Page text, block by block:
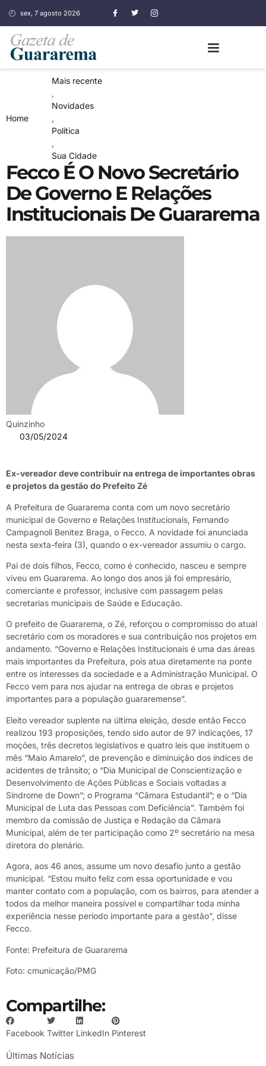
sex, 7 agosto 2026
Home
Mais recente
,
Novidades
,
Política
,
Sua Cidade
Fecco É O Novo Secretário
De Governo E Relações
Institucionais De Guararema
Quinzinho
03/05/2024
Ex-vereador deve contribuir na entrega de importantes obras
e projetos da gestão do Prefeito Zé
A Prefeitura de Guararema conta com um novo secretário
municipal de Governo e Relações Institucionais, Fernando
Campagnoli Benitez Braga, o Fecco. A novidade foi anunciada
nesta sexta-feira (3), quando o ex-vereador assumiu o cargo.
Pai de dois filhos, Fecco, como é conhecido, nasceu e sempre
viveu em Guararema. Ao longo dos anos já foi empresário,
comerciante e professor, inclusive com passagem pelas
secretarias municipais de Saúde e Educação.
O prefeito de Guararema, o Zé, reforçou o compromisso do atual
secretário com os moradores e sua contribuição nos projetos em
andamento. “Governo e Relações Institucionais é uma das áreas
mais importantes da Prefeitura, pois atua diretamente na ponte
entre os interesses da sociedade e a Administração Municipal. O
Fecco vem para nos ajudar na entrega de obras e projetos
importantes para a população guararemense”.
Eleito vereador suplente na última eleição, desde então Fecco
realizou 193 proposições, tendo sido autor de 97 indicações, 17
moções, três decretos legislativos e quatro leis que instituem o
mês “Maio Amarelo”, de prevenção e diminuição dos índices de
acidentes de trânsito; o “Dia Municipal de Conscientização e
Desenvolvimento de Ações Públicas e Sociais voltadas a
Síndrome de Down”; o Programa “Câmara Estudantil”; e o “Dia
Municipal de Luta das Pessoas com Deficiência”. Também foi
membro da comissão de Justiça e Redação da Câmara
Municipal, além de ter participação como 2º secretário na mesa
diretora do plenário.
Agora, aos 46 anos, assume um novo desafio junto a gestão
municipal. “Estou muito feliz com essa oportunidade e vou
manter contato com a população, com os bairros, para atender a
todos da melhor maneira possível e compartilhar toda minha
experiência nesse período importante para a gestão”, disse
Fecco.
Fonte: Prefeitura de Guararema
Foto: cmunicação/PMG
Compartilhe:
Facebook Twitter LinkedIn Pinterest
Últimas Notícias